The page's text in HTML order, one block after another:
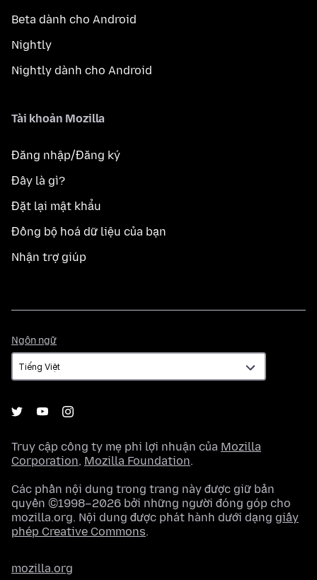
Beta dành cho Android
Nightly
Nightly dành cho Android
Tài khoản Mozilla
Đăng nhập/Đăng ký
Đây là gì?
Đặt lại mật khẩu
Đồng bộ hoá dữ liệu của bạn
Nhận trợ giúp
Ngôn ngữ
ngữ
Truy cập công ty mẹ phi lợi nhuận của Mozilla
Corporation, Mozilla Foundation.
Các phần nội dung trong trang này được giữ bản
quyền ©1998–2026 bởi những người đóng góp cho
mozilla.org. Nội dung được phát hành dưới dạng giấy
phép Creative Commons.
mozilla.org